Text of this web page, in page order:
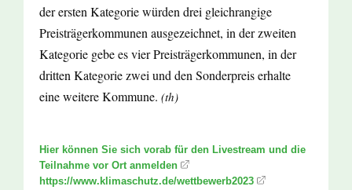
der ersten Kategorie würden drei gleichrangige
Preisträgerkommunen ausgezeichnet, in der zweiten
Kategorie gebe es vier Preisträgerkommunen, in der
dritten Kategorie zwei und den Sonderpreis erhalte
eine weitere Kommune. (th)
Hier können Sie sich vorab für den Livestream und die
Teilnahme vor Ort anmelden
https://www.klimaschutz.de/wettbewerb2023